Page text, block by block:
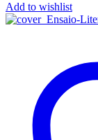
Add to wishlist